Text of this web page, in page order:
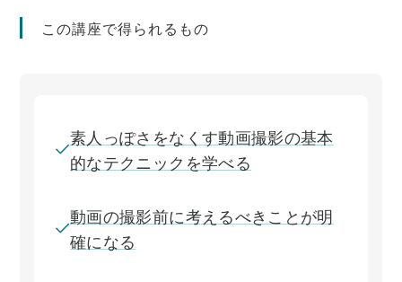
この講座で得られるもの
素人っぽさをなくす動画撮影の基本
的なテクニックを学べる
動画の撮影前に考えるべきことが明
確になる